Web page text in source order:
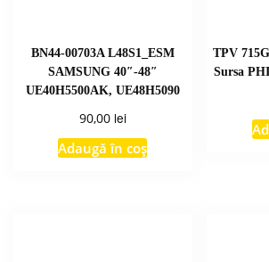
BN44-00703A L48S1_ESM
SAMSUNG 40″-48″
UE40H5500AK, UE48H5090
90,00 lei
Adaugă în coș
TPV
Sursa